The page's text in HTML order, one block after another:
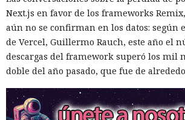
Next.js en favor de los frameworks
aún no se confirman en los datos: según
de Vercel, Guillermo Rauch, este año el
descargas del framework superó los mil
doble del año pasado, que fue de